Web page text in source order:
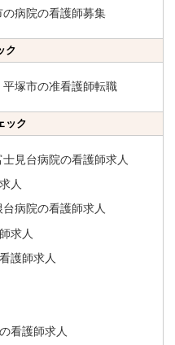
の病院の看護師募集
ク
平塚市の准看護師転職
ック
士見台病院の看護師求人
人
台病院の看護師求人
求人
護師求人
看護師求人